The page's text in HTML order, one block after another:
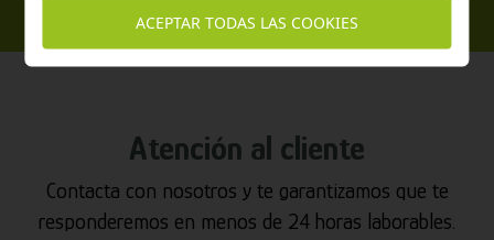
Atención al cliente
Contacta con nosotros y te garantizamos que te
responderemos en menos de 24 horas laborables.
ACEPTAR TODAS LAS COOKIES